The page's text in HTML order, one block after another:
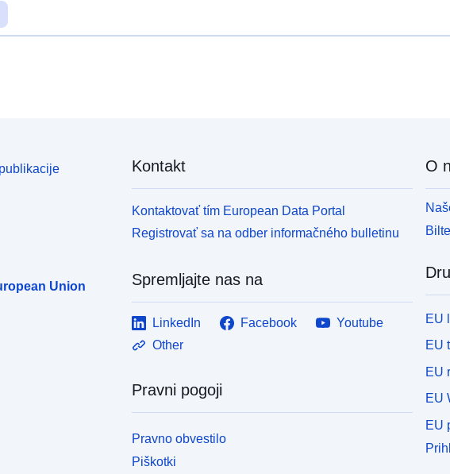
Union
Kontakt
Kontaktovať tím European Data Portal
Registrovať sa na odber informačného bulletinu
Spremljajte nas na
LinkedIn Facebook
Youtube
Other
Pravni pogoji
Pravno obvestilo
Piškotki
O
EU
EU
EU
EU
EU